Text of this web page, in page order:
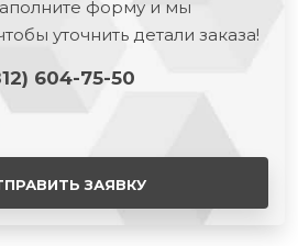
форму и мы
уточнить детали заказа!
604-75-50
ЗАЯВКУ